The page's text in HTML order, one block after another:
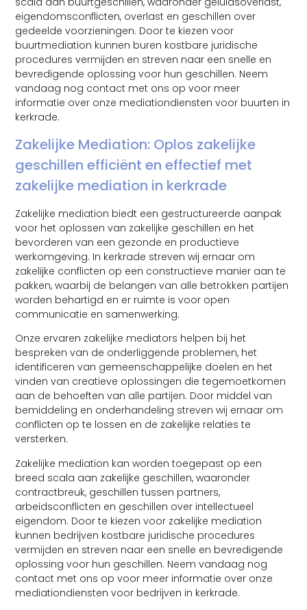
eigendomsconflicten, overlast en geschillen over
gedeelde voorzieningen. Door te kiezen voor
buurtmediation kunnen buren kostbare juridische
procedures vermijden en streven naar een snelle en
bevredigende oplossing voor hun geschillen. Neem
vandaag nog contact met ons op voor meer
informatie over onze mediationdiensten voor buurten in
kerkrade.
Zakelijke Mediation: Oplos zakelijke
geschillen efficiënt en effectief met
zakelijke mediation in kerkrade
Zakelijke mediation biedt een gestructureerde aanpak
voor het oplossen van zakelijke geschillen en het
bevorderen van een gezonde en productieve
werkomgeving. In kerkrade streven wij ernaar om
zakelijke conflicten op een constructieve manier aan te
pakken, waarbij de belangen van alle betrokken partijen
worden behartigd en er ruimte is voor open
communicatie en samenwerking.
Onze ervaren zakelijke mediators helpen bij het
bespreken van de onderliggende problemen, het
identificeren van gemeenschappelijke doelen en het
vinden van creatieve oplossingen die tegemoetkomen
aan de behoeften van alle partijen. Door middel van
bemiddeling en onderhandeling streven wij ernaar om
conflicten op te lossen en de zakelijke relaties te
versterken.
Zakelijke mediation kan worden toegepast op een
breed scala aan zakelijke geschillen, waaronder
contractbreuk, geschillen tussen partners,
arbeidsconflicten en geschillen over intellectueel
eigendom. Door te kiezen voor zakelijke mediation
kunnen bedrijven kostbare juridische procedures
vermijden en streven naar een snelle en bevredigende
oplossing voor hun geschillen. Neem vandaag nog
contact met ons op voor meer informatie over onze
mediationdiensten voor bedrijven in kerkrade.